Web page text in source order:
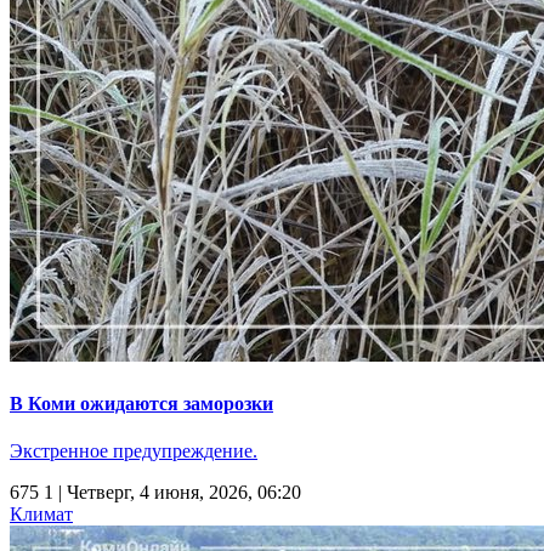
В Коми ожидаются заморозки
Экстренное предупреждение.
675 1 | Четверг, 4 июня, 2026, 06:20
Климат